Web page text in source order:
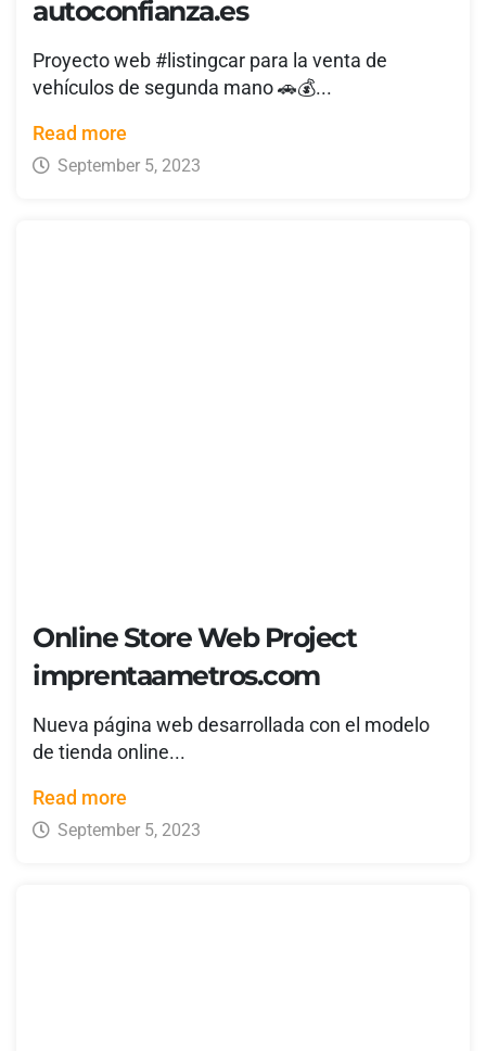
autoconfianza.es
Proyecto web #listingcar para la venta de
vehículos de segunda mano 🚗💰...
Read more
September 5, 2023
Online Store Web Project
imprentaametros.com
Nueva página web desarrollada con el modelo
de tienda online...
Read more
September 5, 2023